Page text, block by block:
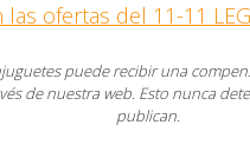
las ofertas del 11-11
puede recibir una
de nuestra web. Esto nunca
publican.